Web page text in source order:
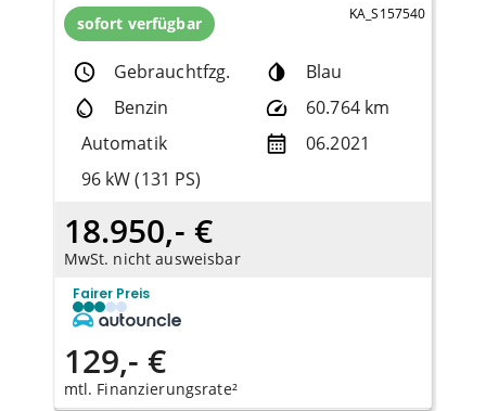
sofort verfügbar KA_S157540
Gebrauchtfzg.
Blau
Benzin
60.764 km
Automatik
06.2021
96 kW (131 PS)
18.950,- €
MwSt. nicht ausweisbar
Fairer Preis
129,- €
mtl. Finanzierungsrate²